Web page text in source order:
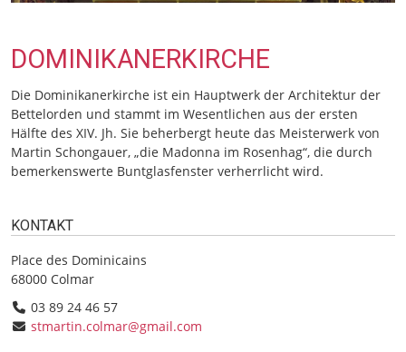
DOMINIKANERKIRCHE
Die Dominikanerkirche ist ein Hauptwerk der Architektur der
Bettelorden und stammt im Wesentlichen aus der ersten
Hälfte des XIV. Jh. Sie beherbergt heute das Meisterwerk von
Martin Schongauer, „die Madonna im Rosenhag“, die durch
bemerkenswerte Buntglasfenster verherrlicht wird.
KONTAKT
Place des Dominicains
68000 Colmar
03 89 24 46 57
stmartin.colmar@gmail.com